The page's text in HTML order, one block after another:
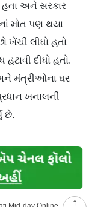
હતા અને સરકાર
મોત પણ થયા
ખેંચી લીધો હતો
દીધો હતો.
મંત્રીઓના ઘર
ખનાલની
છે.